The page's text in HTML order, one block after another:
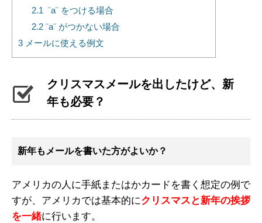
2.1 ¨a¨ をつける場合
2.2¨a¨ がつかない場合
3 メールに使える例文
クリスマスメールを出したけど、新
年も必要？
新年もメールを書いた方がよいか？
アメリカの人に手紙またはかカードを書く想定の例で
すが、アメリカでは基本的にクリスマスと新年の挨拶
を一緒に行います。